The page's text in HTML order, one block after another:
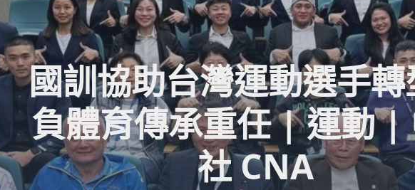
國訓協助台灣運動選手轉
負體育傳承重任 | 運動 |
社 CNA